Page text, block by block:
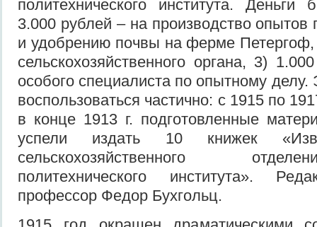
политехнического института.
3.000 рублей – на производство опытов
и удобрению почвы на ферме Петергоф,
сельскохозяйственного органа, 3)
особого специалиста по опытному
воспользоваться частично: с 1915 по
в конце 1913 г. подготовленные
успели издать 10 книжек
сельскохозяйственного
политехнического института».
профессор Федор Бухгольц.